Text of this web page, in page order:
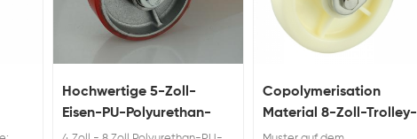
Hochwertige 5-Zoll-
Eisen-PU-Polyurethan-
Räder
Copolymerisation
Material 8-Zoll-Trolley-
Räder und Rollen